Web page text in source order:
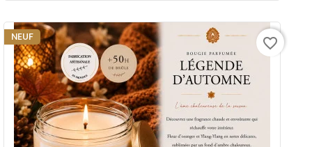
NEUF favorite_border